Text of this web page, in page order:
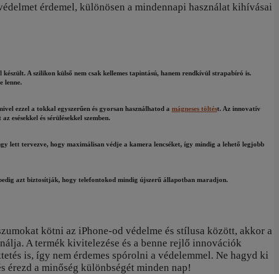
érdemel, különösen a mindennapi használat kihívásai
A szilikon külső nem csak kellemes tapintású, hanem rendkívül strapabíró is.
lenne.
ezzel a tokkal egyszerűen és gyorsan használhatod a mágneses töltést. Az innovatív
és sérülésekkel szemben.
lett tervezve, hogy maximálisan védje a kamera lencséket, így mindig a lehető legjobb
azt biztosítják, hogy telefontokod mindig újszerű állapotban maradjon.
kötni az iPhone-od védelme és stílusa között, akkor a
A termék kivitelezése és a benne rejlő innovációk
is, így nem érdemes spórolni a védelemmel. Ne hagyd ki
érezd a minőség különbségét minden nap!